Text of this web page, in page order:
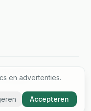
en advertenties.
Accepteren